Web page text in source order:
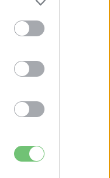
Kína
9 perc
hatótáv